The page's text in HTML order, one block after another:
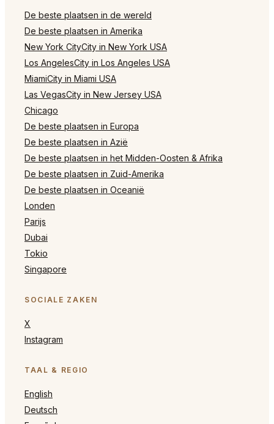
De beste plaatsen in de wereld
De beste plaatsen in Amerika
New York CityCity in New York USA
Los AngelesCity in Los Angeles USA
MiamiCity in Miami USA
Las VegasCity in New Jersey USA
Chicago
De beste plaatsen in Europa
De beste plaatsen in Azië
De beste plaatsen in het Midden-Oosten & Afrika
De beste plaatsen in Zuid-Amerika
De beste plaatsen in Oceanië
Londen
Parijs
Dubai
Tokio
Singapore
SOCIALE ZAKEN
X
Instagram
TAAL & REGIO
English
Deutsch